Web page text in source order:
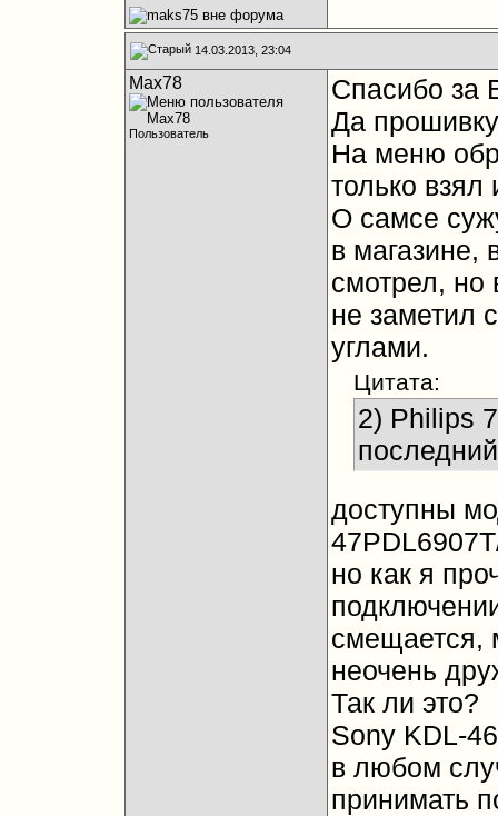
14.03.2013, 23:04
Max78
Пользователь
Спасибо за
Да
На меню
только взял
О самсе
в магазине,
смотрел, но
не заметил
углами.
Цитата:
2) Philips
доступны
но как я
смещается,
неочень
Так ли это?
Sony KDL-
в любом
принимать